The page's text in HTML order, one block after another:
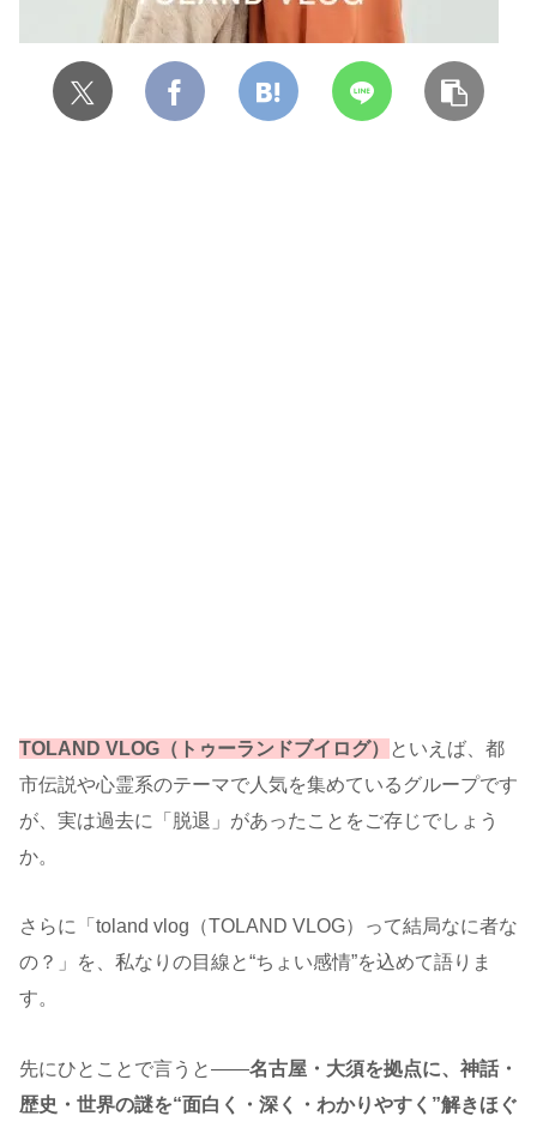
TOLAND VLOG（トゥーランドブイログ）
といえば、都
市伝説や心霊系のテーマで人気を集めているグループです
が、実は過去に「脱退」があったことをご存じでしょう
か。
さらに「toland vlog（TOLAND VLOG）って結局なに者な
の？」を、私なりの目線と“ちょい感情”を込めて語りま
す。
先にひとことで言うと――名古屋・大須を拠点に、神話・
歴史・世界の謎を“面白く・深く・わかりやすく”解きほぐ